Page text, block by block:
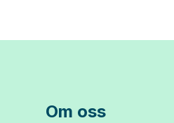
Om oss